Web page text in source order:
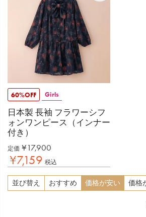
60%OFF Girls
日本製 長袖 フラワーシフ
ォンワンピース（インナー
付き）
定価 ¥ 17,900
¥7,159 税込
並び替え おすすめ 価格が安い 価格